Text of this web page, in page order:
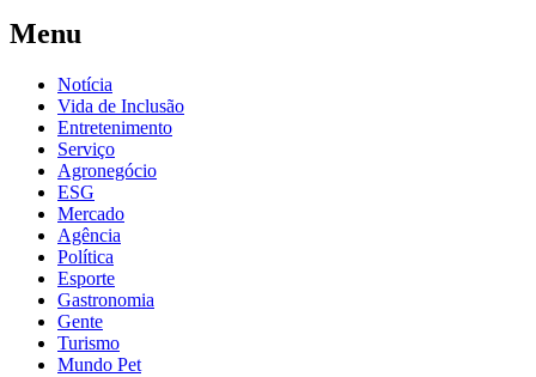
Menu
Notícia
Vida de Inclusão
Entretenimento
Serviço
Agronegócio
ESG
Mercado
Agência
Política
Esporte
Gastronomia
Gente
Turismo
Mundo Pet